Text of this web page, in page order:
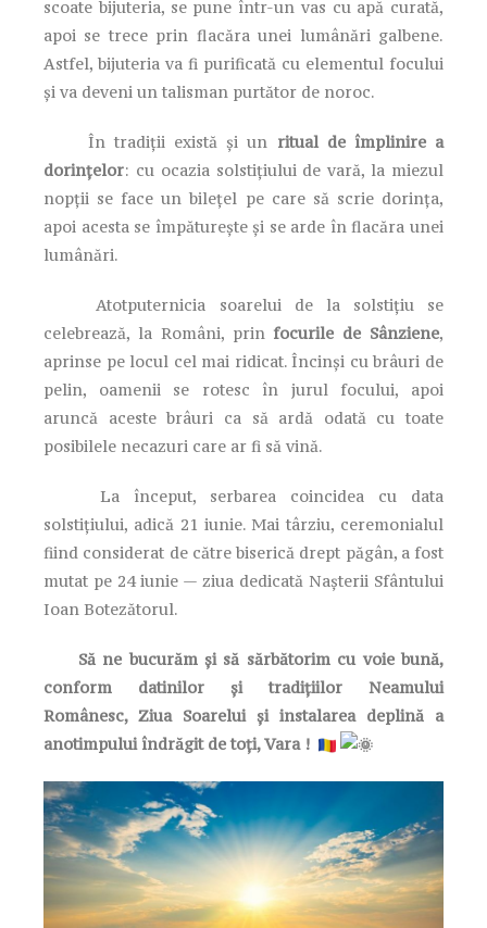
scoate bijuteria, se pune într-un vas cu apă curată,
apoi se trece prin flacăra unei lumânări galbene.
Astfel, bijuteria va fi purificată cu elementul focului
și va deveni un talisman purtător de noroc.
În tradiții există și un ritual de împlinire a
dorințelor: cu ocazia solstițiului de vară, la miezul
nopții se face un bileţel pe care să scrie dorinţa,
apoi acesta se împătureşte şi se arde în flacăra unei
lumânări.
Atotputernicia soarelui de la solstițiu se
celebrează, la Români, prin focurile de Sânziene,
aprinse pe locul cel mai ridicat. Încinși cu brâuri de
pelin, oamenii se rotesc în jurul focului, apoi
aruncă aceste brâuri ca să ardă odată cu toate
posibilele necazuri care ar fi să vină.
La început, serbarea coincidea cu data
solstițiului, adică 21 iunie. Mai târziu, ceremonialul
fiind considerat de către biserică drept păgân, a fost
mutat pe 24 iunie — ziua dedicată Nașterii Sfântului
Ioan Botezătorul.
Să ne bucurăm și să sărbătorim cu voie bună,
conform datinilor și tradițiilor Neamului
Românesc, Ziua Soarelui și instalarea deplină a
anotimpului îndrăgit de toți, Vara !